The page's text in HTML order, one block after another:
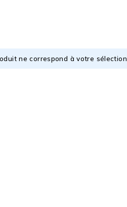
ne correspond à votre sélection.